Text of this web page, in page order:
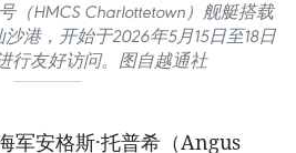
（HMCS Charlottetown）舰艇搭载
港，开始于2026年5月15日至18日
行友好访问。图自越通社
军安格斯·托普希（Angus